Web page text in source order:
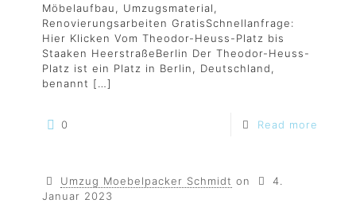
Möbelaufbau, Umzugsmaterial,
Renovierungsarbeiten GratisSchnellanfrage:
Hier Klicken Vom Theodor-Heuss-Platz bis
Staaken HeerstraßeBerlin Der Theodor-Heuss-
Platz ist ein Platz in Berlin, Deutschland,
benannt […]
0 Read more
Umzug Moebelpacker Schmidt on
4.
Januar 2023